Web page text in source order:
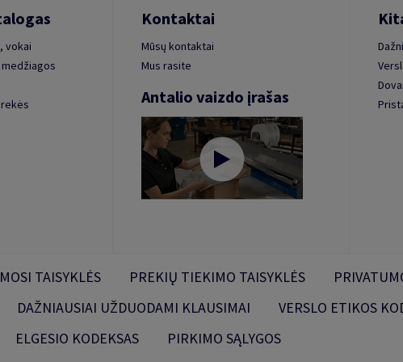
vokai
Kontaktai
Mūsų kontaktai
Mus rasite
Antalio vaizdo įrašas
TAISYKLĖS PREKIŲ TIEKIMO TAISYKLĖS
DAŽNIAUSIAI UŽDUODAMI KLAUSIMAI
VERSLO ETIKOS
ELGESIO KODEKSAS PIRKIMO SĄLYGOS